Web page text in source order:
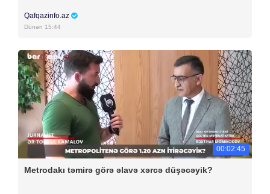
Qafqazinfo.az
Dünən 15:44
00:02:45
Metrodakı təmirə görə əlavə xərcə düşəcəyik?